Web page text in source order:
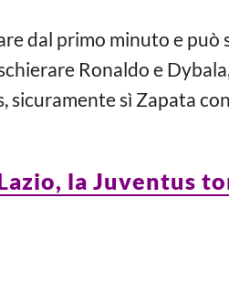
dal primo minuto e può
Ronaldo e
sicuramente sì Zapata
la Juventus